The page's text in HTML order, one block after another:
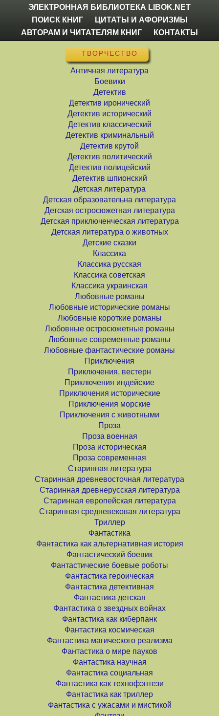
ЭЛЕКТРОННАЯ БИБЛИОТЕКА LIBOK.NET
ПОИСК КНИГ
ЦИТАТЫ И АФОРИЗМЫ
АВТОРАМ И ЧИТАТЕЛЯМ КНИГ
КОНТАКТЫ
ТВОРЧЕСТВО
Античная литература
Боевики
Детектив
Детектив иронический
Детектив исторический
Детектив классический
Детектив криминальный
Детектив крутой
Детектив политический
Детектив полицейский
Детектив шпионский
Детская литература
Детская образовательна литература
Детская остросюжетная литература
Детская приключенческая литература
Детская литература о животных
Детские сказки
Классика
Классика русская
Классика советская
Классика украинская
Любовные романы
Любовные исторические романы
Любовные короткие романы
Любовные остросюжетные романы
Любовные современные романы
Любовные фантастические романы
Приключения
Приключения, вестерн
Приключения индейские
Приключения исторические
Приключения морские
Приключения с животными
Проза
Проза военная
Проза историческая
Проза современная
Старинная литература
Старинная древневосточная литература
Старинная древнерусская литература
Старинная европейская литература
Старинная средневековая литература
Триллер
Фантастика
Фантастика как альтернативная история
Фантастический боевик
Фантастические боевые роботы
Фантастика героическая
Фантастика детективная
Фантастика детская
Фантастика о звездных войнах
Фантастика как киберпанк
Фантастика космическая
Фантастика магического реализма
Фантастика о мире пауков
Фантастика научная
Фантастика социальная
Фантастика как технофэнтези
Фантастика как триллер
Фантастика с ужасами и мистикой